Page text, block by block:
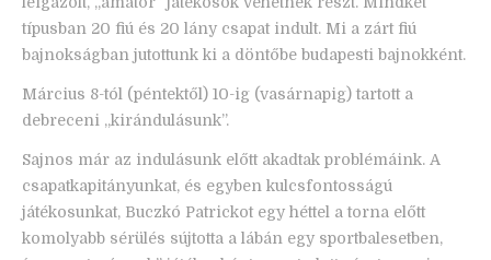
típusban 20 fiú és 20 lány csapat indult. Mi a zárt fiú
bajnokságban jutottunk ki a döntőbe budapesti bajnokként.
Március 8-tól (péntektől) 10-ig (vasárnapig) tartott a
debreceni „kirándulásunk”.
Sajnos már az indulásunk előtt akadtak problémáink. A
csapatkapitányunkat, és egyben kulcsfontosságú
játékosunkat, Buczkó Patrickot egy héttel a torna előtt
komolyabb sérülés sújtotta a lábán egy sportbalesetben,